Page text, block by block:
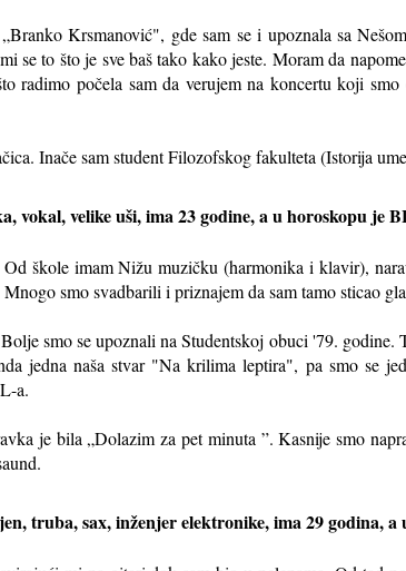
Krsmanović", gde sam se i upoznala sa
se to što je sve baš tako kako jeste. Moram da
radimo počela sam da verujem na koncertu koji
Inače sam student Filozofskog fakulteta (Istorija
vokal, velike uši, ima 23 godine, a u horoskopu je
škole imam Nižu muzičku (harmonika i klavir),
smo svadbarili i priznajem da sam tamo sticao
smo se upoznali na Studentskoj obuci '79. godine.
jedna naša stvar "Na krilima leptira", pa smo se
a.
je bila „Dolazim za pet minuta ”. Kasnije smo
truba, sax, inženjer elektronike, ima 29 godina,